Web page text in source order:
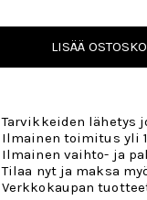
LISÄÄ
Tarvikkeiden lähetys
Ilmainen toimitus yli
Ilmainen vaihto- ja
Tilaa nyt ja maksa
Verkkokaupan